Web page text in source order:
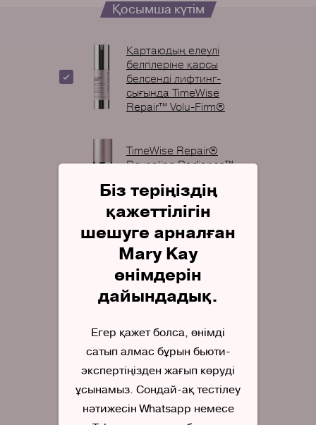
Біз теріңіздің
қажеттілігін
шешуге арналған
Mary Kay
өнімдерін
дайындадық.
Егер қажет болса, өнімді
сатып алмас бұрын бьюти-
экспертіңізден жағып көруді
ұсынамыз. Сондай-ақ тестілеу
нәтижесін Whatsapp немесе
Қосымша күтім
Қартаюдың елеулі
белгілеріне қарсы
белсенді лифтинг-
сығында TimeWise
Repair™ Volu-Firm®
TimeWise Repair®
Revealing Radiance™
белгілеріне қарсы пилинг
Тазалауға арналған
ауыстырмалы қондырғы
Skinvigorate Sonic™
Массаж жасайтын
ауыстырмалы қондырғы
Skinvigorate Sonic™